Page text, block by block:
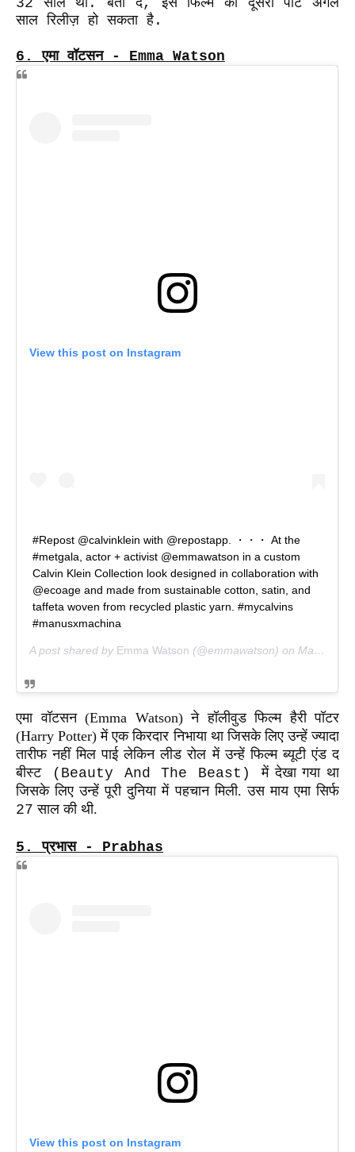
साल रिलीज़ हो सकता है.
6.एमा वॉटसन - Emma Watson
View this post on Instagram
#Repost @calvinklein with @repostapp. ・・・ At the
#metgala, actor + activist @emmawatson in a custom
Calvin Klein Collection look designed in collaboration with
@ecoage and made from sustainable cotton, satin, and
taffeta woven from recycled plastic yarn. #mycalvins
#manusxmachina
A post shared by Emma Watson (@emmawatson) on May 2, 2016 at 6:34pm PDT
एमा वॉटसन (Emma Watson) ने हॉलीवुड फिल्म हैरी पॉटर
(Harry Potter) में एक किरदार निभाया था जिसके लिए उन्हें ज्यादा
तारीफ नहीं मिल पाई लेकिन लीड रोल में उन्हें फिल्मब्यूटी एंड द
बीस्ट(Beauty And The Beast)में देखा गया था
जिसके लिए उन्हें पूरी दुनिया में पहचान मिली. उस माय एमा सिर्फ
27 साल की थी.
5.प्रभास - Prabhas
View this post on Instagram